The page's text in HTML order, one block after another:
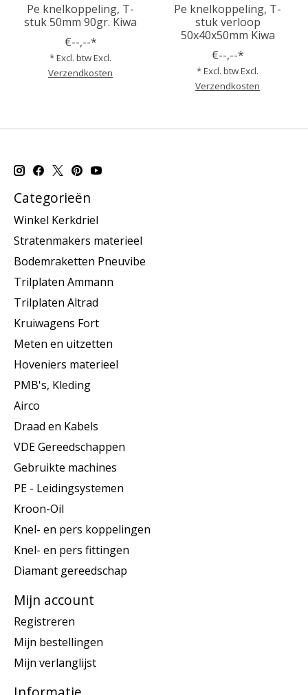
Pe knelkoppeling, T-
stuk 50mm 90gr. Kiwa
€--,--*
* Excl. btw Excl.
Verzendkosten
Pe knelkoppeling, T-
stuk verloop
50x40x50mm Kiwa
€--,--*
* Excl. btw Excl.
Verzendkosten
Categorieën
Winkel Kerkdriel
Stratenmakers materieel
Bodemraketten Pneuvibe
Trilplaten Ammann
Trilplaten Altrad
Kruiwagens Fort
Meten en uitzetten
Hoveniers materieel
PMB's, Kleding
Airco
Draad en Kabels
VDE Gereedschappen
Gebruikte machines
PE - Leidingsystemen
Kroon-Oil
Knel- en pers koppelingen
Knel- en pers fittingen
Diamant gereedschap
Mijn account
Registreren
Mijn bestellingen
Mijn verlanglijst